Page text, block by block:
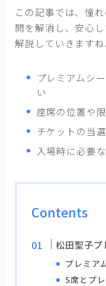
この記事では、憧
問を解消し、安心
解説していきますね
プレミアムシ
い
座席の位置や
チケットの当
入場時に必要
Contents
松田聖子プ
プレミア
S席とプ